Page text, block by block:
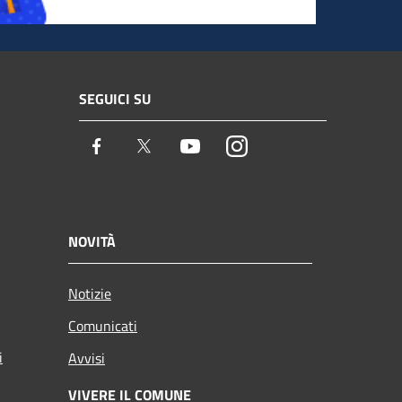
SEGUICI SU
Facebook Twitter YoutubeInstagram
NOVITÀ
Notizie
Comunicati
Avvisi
VIVERE IL COMUNE